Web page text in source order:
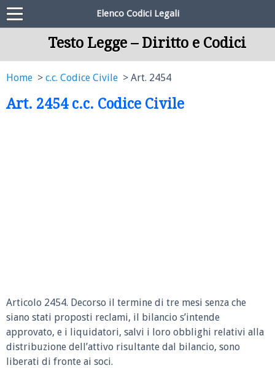
Elenco Codici Legali
Testo Legge – Diritto e Codici
Home c.c. Codice Civile Art. 2454
Art. 2454 c.c. Codice Civile
Articolo 2454. Decorso il termine di tre mesi senza che
siano stati proposti reclami, il bilancio s’intende
approvato, e i liquidatori, salvi i loro obblighi relativi alla
distribuzione dell’attivo risultante dal bilancio, sono
liberati di fronte ai soci.